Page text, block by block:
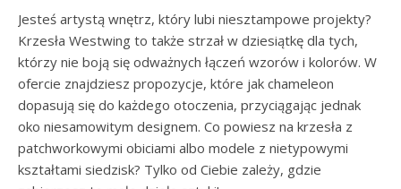
Jesteś artystą wnętrz, który lubi niesztampowe projekty?
Krzesła Westwing to także strzał w dziesiątkę dla tych,
którzy nie boją się odważnych łączeń wzorów i kolorów. W
ofercie znajdziesz propozycje, które jak chameleon
dopasują się do każdego otoczenia, przyciągając jednak
oko niesamowitym designem. Co powiesz na krzesła z
patchworkowymi obiciami albo modele z nietypowymi
kształtami siedzisk? Tylko od Ciebie zależy, gdzie